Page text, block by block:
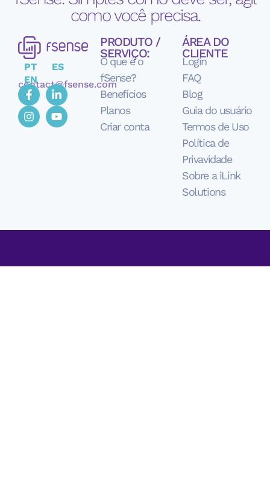
como você precisa.
PT
ES
EN
contact@fsense.com
PRODUTO /
SERVIÇO:
O que é o
fSense?
Benefícios
Planos
Criar conta
ÁREA DO
CLIENTE
Login
FAQ
Blog
Guia do usuário
Termos de Uso
Política de
Privavidade
Sobre a iLink
Solutions